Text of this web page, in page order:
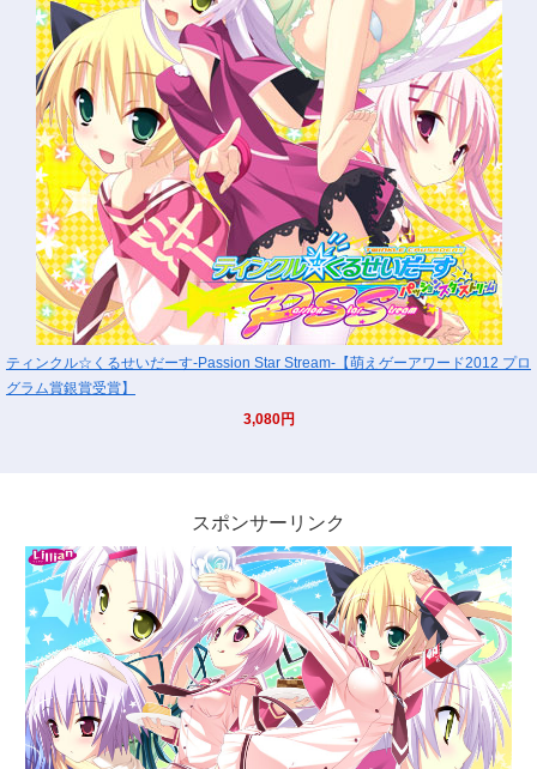
ティンクル☆くるせいだーす-Passion Star Stream-【萌えゲーアワード2012 プロ
グラム賞銀賞受賞】
3,080円
スポンサーリンク